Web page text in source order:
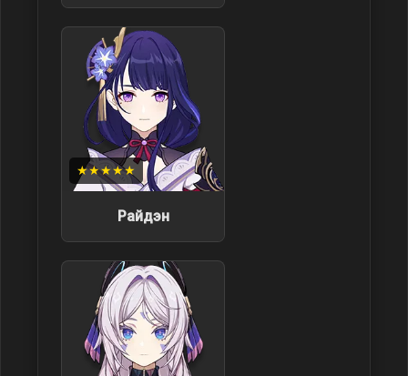
★★★★★
Райдэн